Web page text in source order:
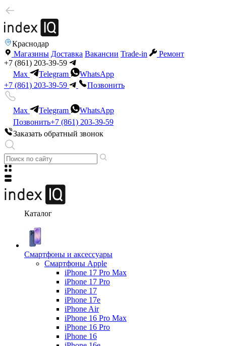
Краснодар
Магазины Доставка Вакансии Trade-in
Ремонт
+7 (861) 203-39-59
Max
Telegram
WhatsApp
+7 (861) 203-39-59
Позвонить
Max Telegram
WhatsApp
Позвонить+7 (861) 203-39-59
Заказать обратный звонок
Каталог
Смартфоны и аксессуары
Смартфоны Apple
iPhone 17 Pro Max
iPhone 17 Pro
iPhone 17
iPhone 17e
iPhone Air
iPhone 16 Pro Max
iPhone 16 Pro
iPhone 16